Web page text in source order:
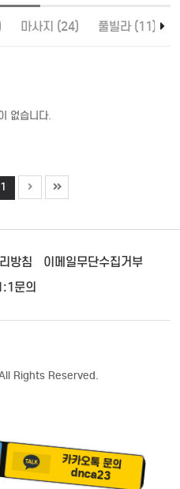
마사지 (24) 풀빌라 (11)
없습니다.
1
방침
이메일무단수집거부
문의
Rights Reserved.
카카오톡 문의
dnca23